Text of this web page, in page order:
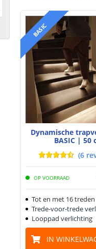
BASIC
Dynamische
BASIC | 50
(6
OP VOORRAAD
Tot en met 16 treden
Trede-voor-trede
Looppad verlichting
IN